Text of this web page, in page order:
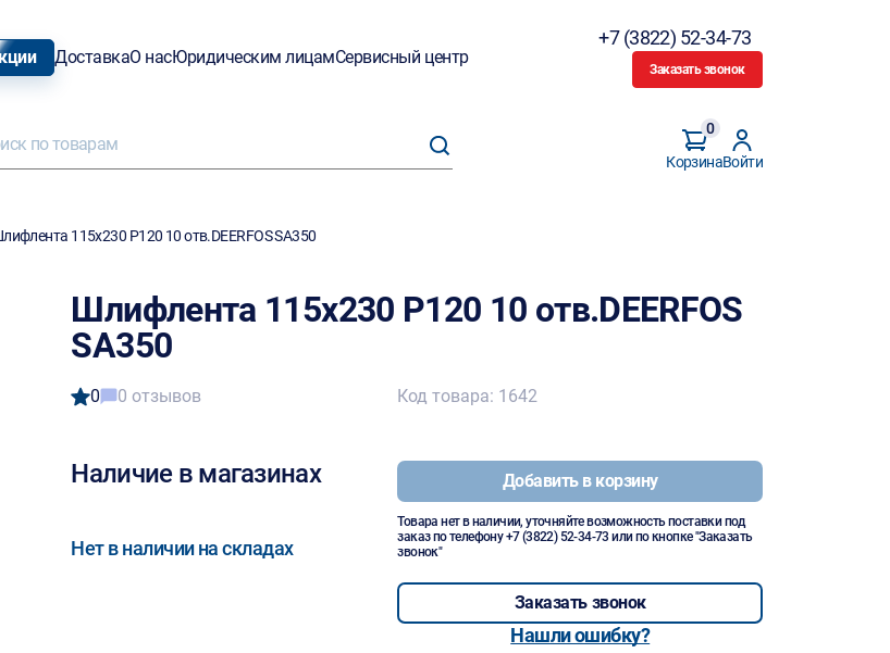
ДоставкаО насЮридическим лицамСервисный центр
+7 (3822) 52-34-73
Заказать звонок
Корзина
0
Войти
115х230 Р120 10 отв.DEERFOS SA350
Шлифлента 115х230 Р120 10 отв.DEERFOS
SA350
0 0 отзывов
Наличие в магазинах
Нет в наличии на складах
Код товара: 1642
Добавить в корзину
Товара нет в наличии, уточняйте возможность поставки под
заказ по телефону+7 (3822) 52-34-73 или по кнопке "Заказать
звонок"
Заказать звонок
Нашли ошибку?